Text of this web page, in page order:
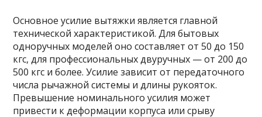
Основное усилие вытяжки является главной
технической характеристикой. Для бытовых
одноручных моделей оно составляет от 50 до 150
кгс, для профессиональных двуручных — от 200 до
500 кгс и более. Усилие зависит от передаточного
числа рычажной системы и длины рукояток.
Превышение номинального усилия может
привести к деформации корпуса или срыву